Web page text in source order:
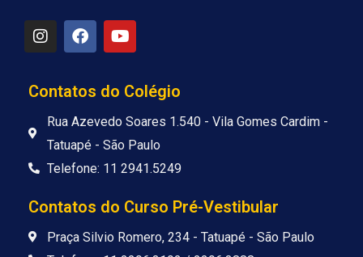
I
n
s
a
a
m
F
a
c
b
o
k
Y
o
u
u
e
Contatos do Colégio
Rua Azevedo Soares 1.540 - Vila Gomes Cardim -
Tatuapé - São Paulo
Telefone: 11 2941.5249
Contatos do Curso Pré-Vestibular
Praça Silvio Romero, 234 - Tatuapé - São Paulo